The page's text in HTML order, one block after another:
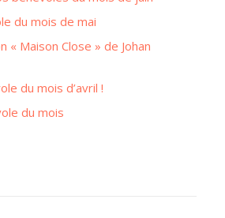
du mois de mai
« Maison Close » de Johan
du mois d’avril !
du mois